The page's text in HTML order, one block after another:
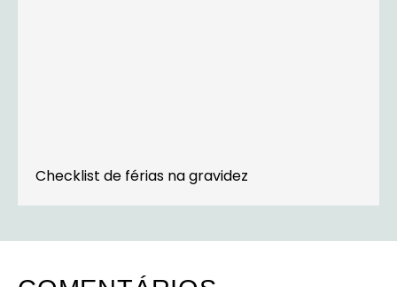
Checklist de férias na gravidez